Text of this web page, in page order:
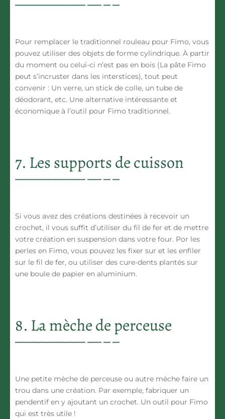
Pour remplacer le traditionnel rouleau pour Fimo, vous
pouvez utiliser des objets de forme cylindrique. À partir
du moment ou celui-ci n’est pas en bois (La pâte Fimo
peut s’incruster dans les interstices), tout peut
convenir : Un verre, un stick de colle, un tube de
déodorant, etc. Une alternative intéressante et
économique à l’outil pour Fimo traditionnel.
7. Les supports de cuisson
Si vous avez des créations destinées à recevoir un
crochet, il vous suffit d’utiliser du fil de fer et de mettre
votre création en suspension dans votre four. Por les
perles en Fimo, vous pouvez les fixer sur et les enfiler
sur le fil de fer, ou utiliser des cure-dents plantés sur
une boule de papier en aluminium.
8. La mèche de perceuse
Une petite mèche de perceuse ou autre mèche faire un
trou dans une création. Par exemple, fabriquer un
pendentif en y ajoutant un crochet. Un outil pour Fimo
qui est très utile !